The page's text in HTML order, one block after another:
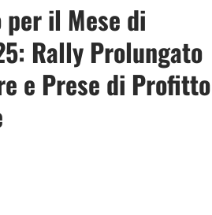
il Mese di
Rally Prolungato
e Prese di Profitto